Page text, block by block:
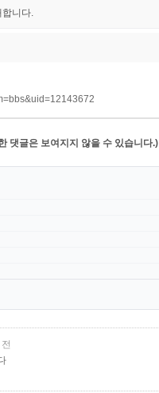
합니다.
댓글은 보여지지 않을 수 있습니다.)